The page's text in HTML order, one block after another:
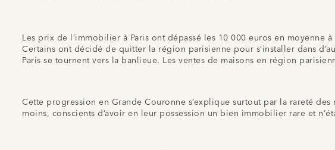
Les prix de l’immobilier à Paris ont dépassé les 10 000 euros en moyenne
Certains ont décidé de quitter la région parisienne pour s’installer dans
Paris se tournent vers la banlieue. Les ventes de maisons en région
Cette progression en Grande Couronne s’explique surtout par la rareté
moins, conscients d’avoir en leur possession un bien immobilier rare et